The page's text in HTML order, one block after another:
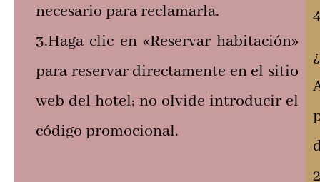
necesario para reclamarla.
3.Haga clic en «Reservar habitación»
para reservar directamente en el sitio
web del hotel; no olvide introducir el
código promocional.